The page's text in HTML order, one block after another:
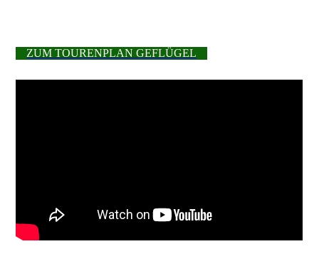
ZUM TOURENPLAN GEFLÜGEL